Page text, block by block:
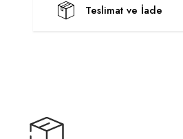
Teslimat ve İade